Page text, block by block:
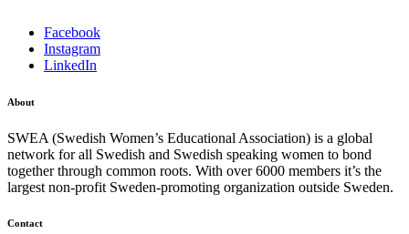
Facebook
Instagram
LinkedIn
About
SWEA (Swedish Women’s Educational Association) is a global
network for all Swedish and Swedish speaking women to bond
together through common roots. With over 6000 members it’s the
largest non-profit Sweden-promoting organization outside Sweden.
Contact